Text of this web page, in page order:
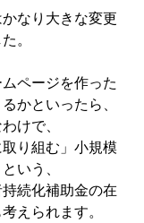
なり大きな変更
。
ページを作った
かといったら、
けで、
取り組む」小規模
いう、
続化補助金の在
えられます。